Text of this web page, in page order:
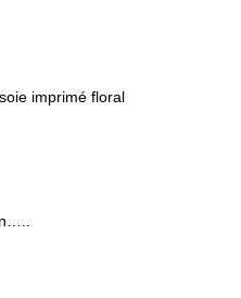
imprimé floral